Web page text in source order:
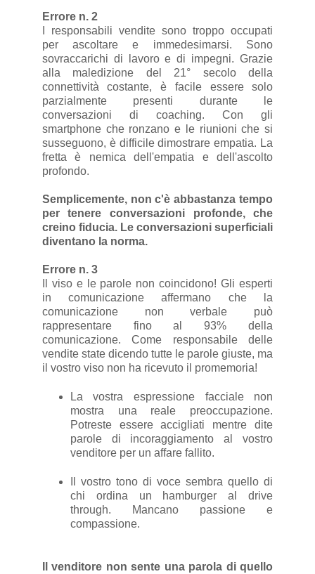
Errore n. 2
I responsabili vendite sono troppo occupati
per ascoltare e immedesimarsi. Sono
sovraccarichi di lavoro e di impegni. Grazie
alla maledizione del 21° secolo della
connettività costante, è facile essere solo
parzialmente presenti durante le
conversazioni di coaching. Con gli
smartphone che ronzano e le riunioni che si
susseguono, è difficile dimostrare empatia. La
fretta è nemica dell'empatia e dell'ascolto
profondo.
Semplicemente, non c'è abbastanza tempo
per tenere conversazioni profonde, che
creino fiducia. Le conversazioni superficiali
diventano la norma.
Errore n. 3
Il viso e le parole non coincidono! Gli esperti
in comunicazione affermano che la
comunicazione non verbale può
rappresentare fino al 93% della
comunicazione. Come responsabile delle
vendite state dicendo tutte le parole giuste, ma
il vostro viso non ha ricevuto il promemoria!
La vostra espressione facciale non
mostra una reale preoccupazione.
Potreste essere accigliati mentre dite
parole di incoraggiamento al vostro
venditore per un affare fallito.
Il vostro tono di voce sembra quello di
chi ordina un hamburger al drive
through. Mancano passione e
compassione.
Il venditore non sente una parola di quello